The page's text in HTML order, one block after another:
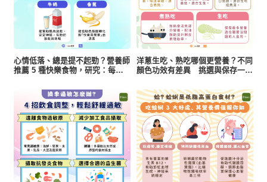
心情低落、總是提不起勁？營養師
推薦 5 種快樂食物，研究：每天
洋蔥生吃、熟吃哪個更營養？不同
顏色功效有差異 挑選與保存一次